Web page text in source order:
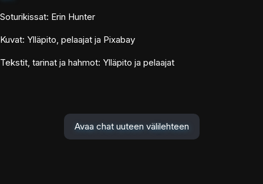
Soturikissat: Erin Hunter
Kuvat: Ylläpito, pelaajat ja Pixabay
Tekstit, tarinat ja hahmot: Ylläpito ja pelaajat
Avaa chat uuteen välilehteen